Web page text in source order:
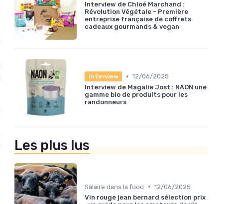
Interview de Chloé Marchand :
Révolution Végétale - Première
entreprise française de coffrets
cadeaux gourmands & vegan
Interview • 12/06/2025
Interview de Magalie Jost : NAON une
gamme bio de produits pour les
randonneurs
Les plus lus
Salaire dans la food • 12/06/2025
Vin rouge jean bernard sélection prix